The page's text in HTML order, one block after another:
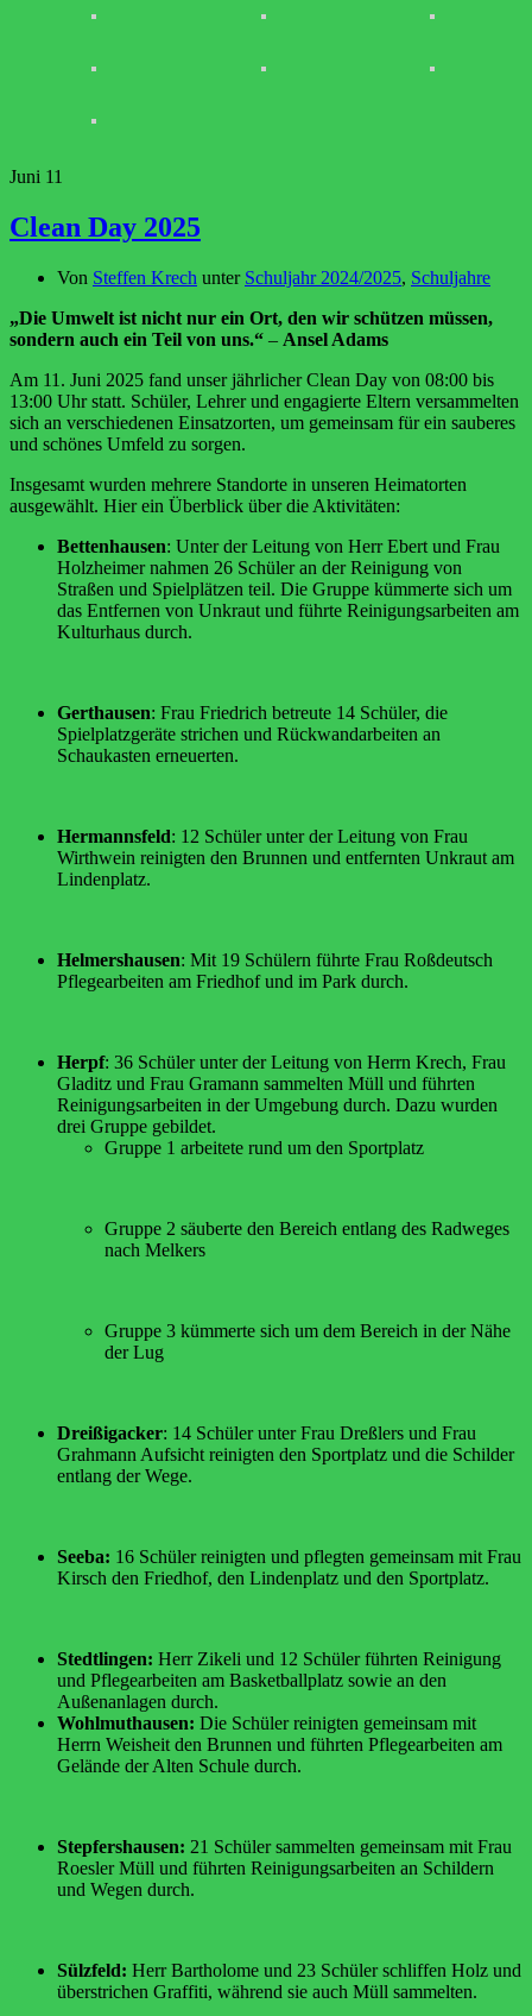
Juni 11
Clean Day 2025
Von Steffen Krech unter Schuljahr 2024/2025, Schuljahre
„Die Umwelt ist nicht nur ein Ort, den wir schützen müssen,
sondern auch ein Teil von uns.“ – Ansel Adams
Am 11. Juni 2025 fand unser jährlicher Clean Day von 08:00 bis
13:00 Uhr statt. Schüler, Lehrer und engagierte Eltern versammelten
sich an verschiedenen Einsatzorten, um gemeinsam für ein sauberes
und schönes Umfeld zu sorgen.
Insgesamt wurden mehrere Standorte in unseren Heimatorten
ausgewählt. Hier ein Überblick über die Aktivitäten:
Bettenhausen: Unter der Leitung von Herr Ebert und Frau
Holzheimer nahmen 26 Schüler an der Reinigung von
Straßen und Spielplätzen teil. Die Gruppe kümmerte sich um
das Entfernen von Unkraut und führte Reinigungsarbeiten am
Kulturhaus durch.
Gerthausen: Frau Friedrich betreute 14 Schüler, die
Spielplatzgeräte strichen und Rückwandarbeiten an
Schaukasten erneuerten.
Hermannsfeld: 12 Schüler unter der Leitung von Frau
Wirthwein reinigten den Brunnen und entfernten Unkraut am
Lindenplatz.
Helmershausen: Mit 19 Schülern führte Frau Roßdeutsch
Pflegearbeiten am Friedhof und im Park durch.
Herpf: 36 Schüler unter der Leitung von Herrn Krech, Frau
Gladitz und Frau Gramann sammelten Müll und führten
Reinigungsarbeiten in der Umgebung durch. Dazu wurden
drei Gruppe gebildet.
Gruppe 1 arbeitete rund um den Sportplatz
Gruppe 2 säuberte den Bereich entlang des Radweges
nach Melkers
Gruppe 3 kümmerte sich um dem Bereich in der Nähe
der Lug
Dreißigacker: 14 Schüler unter Frau Dreßlers und Frau
Grahmann Aufsicht reinigten den Sportplatz und die Schilder
entlang der Wege.
Seeba: 16 Schüler reinigten und pflegten gemeinsam mit Frau
Kirsch den Friedhof, den Lindenplatz und den Sportplatz.
Stedtlingen: Herr Zikeli und 12 Schüler führten Reinigung
und Pflegearbeiten am Basketballplatz sowie an den
Außenanlagen durch.
Wohlmuthausen: Die Schüler reinigten gemeinsam mit
Herrn Weisheit den Brunnen und führten Pflegearbeiten am
Gelände der Alten Schule durch.
Stepfershausen: 21 Schüler sammelten gemeinsam mit Frau
Roesler Müll und führten Reinigungsarbeiten an Schildern
und Wegen durch.
Sülzfeld: Herr Bartholome und 23 Schüler schliffen Holz und
überstrichen Graffiti, während sie auch Müll sammelten.